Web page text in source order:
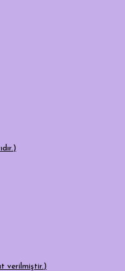
verilmiştir.)